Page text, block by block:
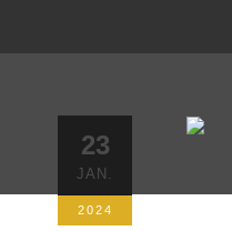
23
JAN.
2024